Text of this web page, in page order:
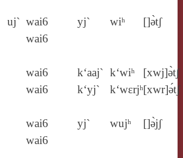
uj` wai6
wai6
yj` wiʰ []ə̀tʃ
wai6
wai6
k‘aaj`
k‘yj`
k‘wiʰ
k‘wɛrjʰ
[xwj]ə̀tʃ
[xwr]ə́tʃ
wai6
wai6
yj` wujʰ []ə̀jʃ